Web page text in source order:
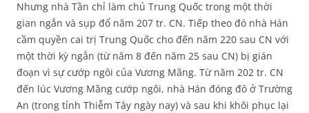
Nhưng nhà Tần chỉ làm chủ Trung Quốc trong một thời
gian ngắn và sụp đổ năm 207 tr. CN. Tiếp theo đó nhà Hán
cầm quyền cai trị Trung Quốc cho đến năm 220 sau CN với
một thời kỳ ngắn (từ năm 8 đến năm 25 sau CN) bị gián
đoạn vì sự cướp ngôi của Vương Mãng. Từ năm 202 tr. CN
đến lúc Vương Mãng cướp ngôi, nhà Hán đóng đô ở Trường
An (trong tỉnh Thiễm Tây ngày nay) và sau khi khôi phục lại